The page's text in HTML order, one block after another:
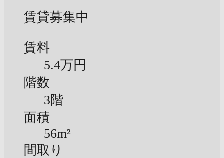
賃貸募集中
賃料
5.4万円
階数
3階
面積
56m²
間取り